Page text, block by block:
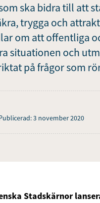
ska bidra till att
trygga och
om att offentliga
situationen och
på frågor som
3 november 2020
Stadskärnor